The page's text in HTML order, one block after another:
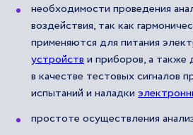
необходимости проведения
воздействия, так как
применяются для питания
устройстви приборов, а также
в качестве тестовых сигналов
испытаний и наладки
простоте осуществления